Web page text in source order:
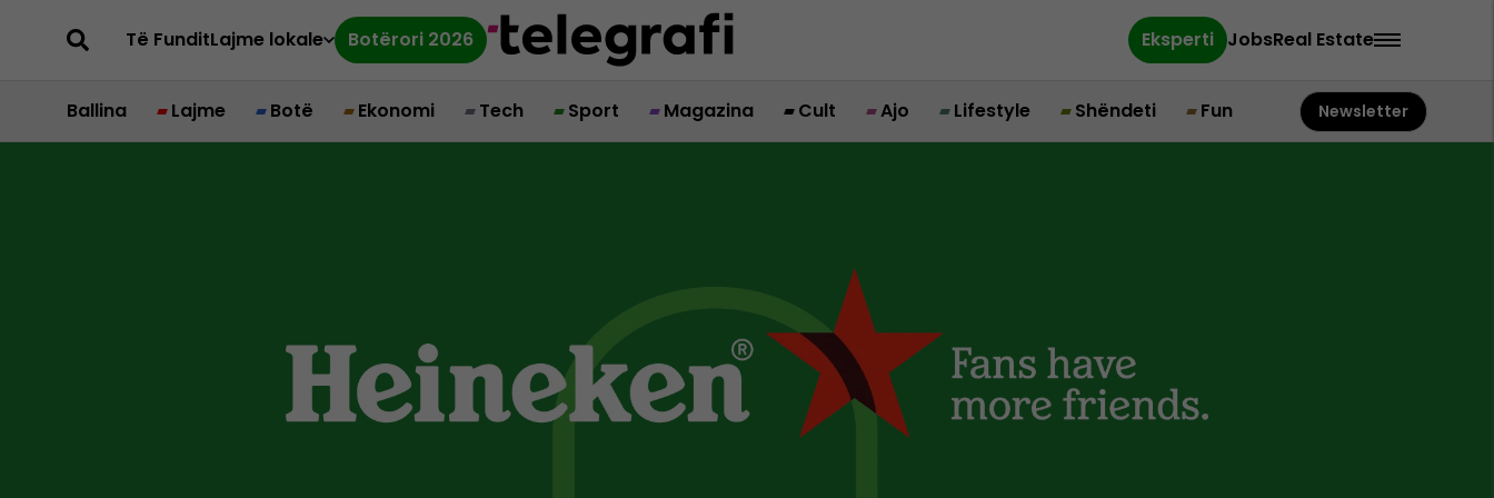
Të FunditLajme lokale Botërori 2026 Eksperti JobsReal Estate
Ballina Lajme Botë Ekonomi Tech Sport Magazina Cult Ajo Lifestyle Shëndeti Fun Newsletter